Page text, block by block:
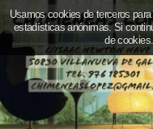
Usamos cookies de terceros
estadísticas anónimas. Si
de cookies.